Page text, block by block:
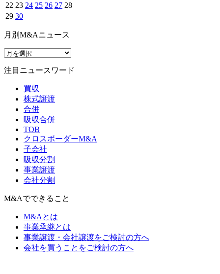
22 23 24 25 26 27 28
29 30
月別M&Aニュース
注目ニュースワード
買収
株式譲渡
合併
吸収合併
TOB
クロスボーダーM&A
子会社
吸収分割
事業譲渡
会社分割
M&Aでできること
M&Aとは
事業承継とは
事業譲渡・会社譲渡をご検討の方へ
会社を買うことをご検討の方へ